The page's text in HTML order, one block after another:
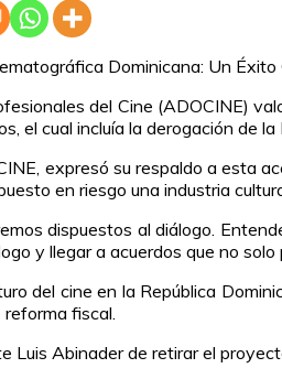
Dominicana: Un
del Cine (ADOCINE)
el cual incluía la derogación de
expresó su respaldo a esta
en riesgo una industria
dispuestos al diálogo.
y llegar a acuerdos que no
del cine en la República
fiscal.
Luis Abinader de retirar el